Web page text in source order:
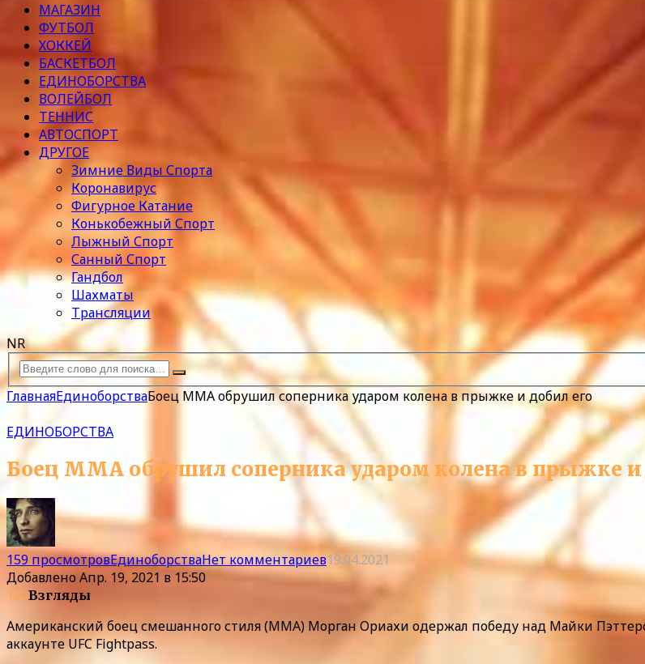
МАГАЗИН
ФУТБОЛ
ХОККЕЙ
БАСКЕТБОЛ
ЕДИНОБОРСТВА
ВОЛЕЙБОЛ
ТЕННИС
АВТОСПОРТ
ДРУГОЕ
Зимние Виды Спорта
Коронавирус
Фигурное Катание
Конькобежный Спорт
Лыжный Спорт
Санный Спорт
Гандбол
Шахматы
Трансляции
NR
ГлавнаяЕдиноборстваБоец MMA обрушил соперника ударом колена в прыжке и добил его
ЕДИНОБОРСТВА
Боец MMA обрушил соперника ударом колена в прыжке и
159 просмотровЕдиноборстваНет комментариев19.04.2021
ДобавленоАпр. 19, 2021 в 15:50
159Взгляды
Американский боец смешанного стиля (MMA) Морган Ориахи одержал победу над Майки
аккаунте UFC Fightpass.